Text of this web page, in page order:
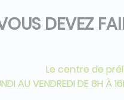
DEVEZ
Le centre de
AU VENDREDI DE